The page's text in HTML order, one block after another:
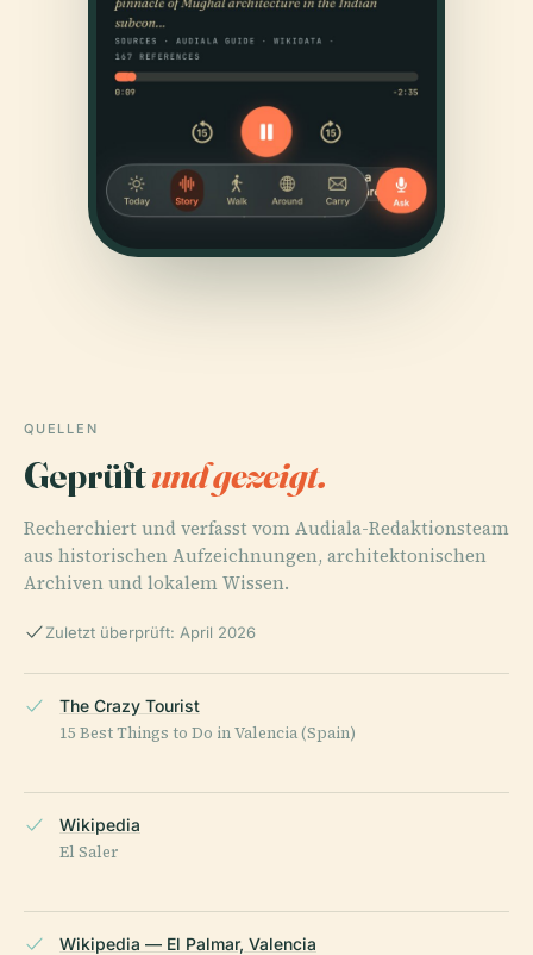
QUELLEN
Geprüftund gezeigt.
Recherchiert und verfasst vom Audiala-Redaktionsteam
aus historischen Aufzeichnungen, architektonischen
Archiven und lokalem Wissen.
Zuletzt überprüft: April 2026
The Crazy Tourist
15 Best Things to Do in Valencia (Spain)
Wikipedia
El Saler
Wikipedia — El Palmar, Valencia